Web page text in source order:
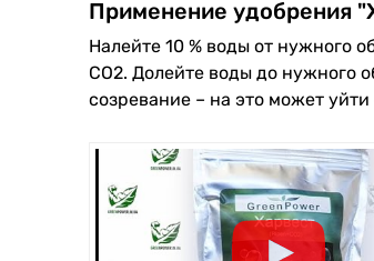
Применение удобрения
Налейте 10 % воды от нужного
СО2. Долейте воды до нужного
созревание – на это может